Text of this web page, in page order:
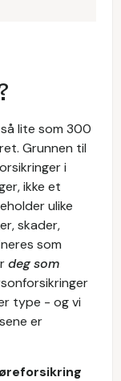
lite som 300
Grunnen til
i
ikke et
ulike
skader,
som
deg som
type - og vi
er